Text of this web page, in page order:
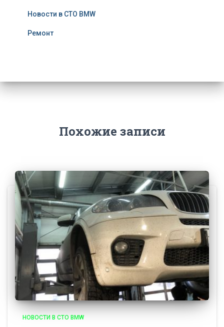
Новости в СТО BMW
Ремонт
Похожие записи
НОВОСТИ В СТО BMW